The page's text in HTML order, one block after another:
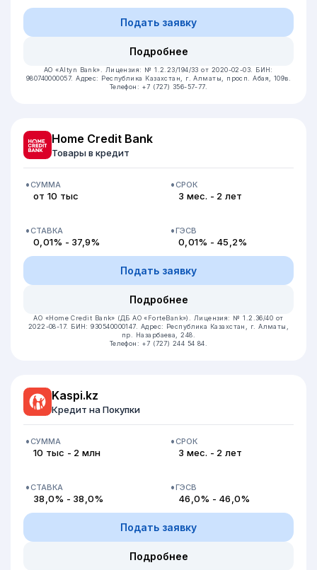
Подать заявку
Подробнее
АО «Altyn Bank». Лицензия: № 1.2.23/194/33 от 2020-02-03. БИН:
980740000057.Адрес: Республика Казахстан, г. Алматы, просп. Абая, 109в.
Телефон: +7 (727) 356-57-77.
Home Credit Bank
Товары в кредит
СУММА
от 10 тыс
СРОК
3 мес. - 2 лет
СТАВКА
0,01% - 37,9%
ГЭСВ
0,01% - 45,2%
Подать заявку
Подробнее
АО «Home Credit Bank» (ДБ АО «ForteBank»).
Лицензия: № 1.2.36/40 от
2022-08-17. БИН: 930540000147. Адрес: Республика Казахстан, ​г. Алматы,
пр. Назарбаева, 248.
Телефон: +7 (727) 244 54 84.
Kaspi.kz
Кредит на Покупки
СУММА
10 тыс - 2 млн
СРОК
3 мес. - 2 лет
СТАВКА
38,0% - 38,0%
ГЭСВ
46,0% - 46,0%
Подать заявку
Подробнее